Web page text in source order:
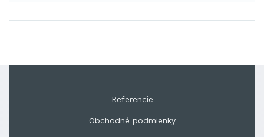
Referencie
Obchodné podmienky